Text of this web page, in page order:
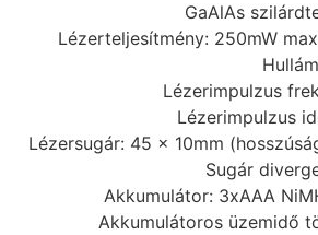
GaAlAs
Lézerteljesítmény: 250mW
Lézerimpulzus
Lézerimpulzus
Lézersugár: 45 x 10mm
Sugár
Akkumulátor: 3xAAA
Akkumulátoros üzemidő